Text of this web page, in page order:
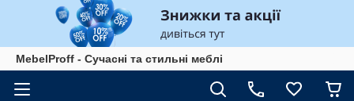
MebelProff - Сучасні та стильні меблі